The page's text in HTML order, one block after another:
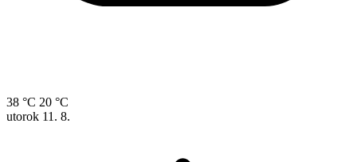
38 °C 20 °C
utorok 11. 8.